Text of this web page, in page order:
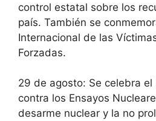
control estatal sobre los
país. También se
Internacional de las
Forzadas.
29 de agosto: Se celebra el
contra los Ensayos
desarme nuclear y la no